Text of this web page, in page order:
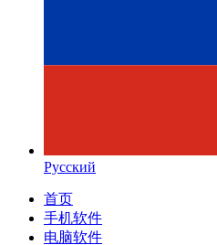
Русский
首页
手机软件
电脑软件